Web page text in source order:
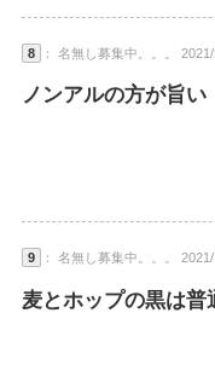
8 ： 名無し募集中。。。
ノンアルの方が旨い
9 ： 名無し募集中。。。
麦とホップの黒は普